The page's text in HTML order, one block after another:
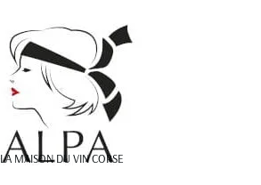
LA MAISON DU VIN CORSE